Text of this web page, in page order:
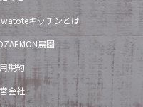
キッチンとは
農園
規約
会社